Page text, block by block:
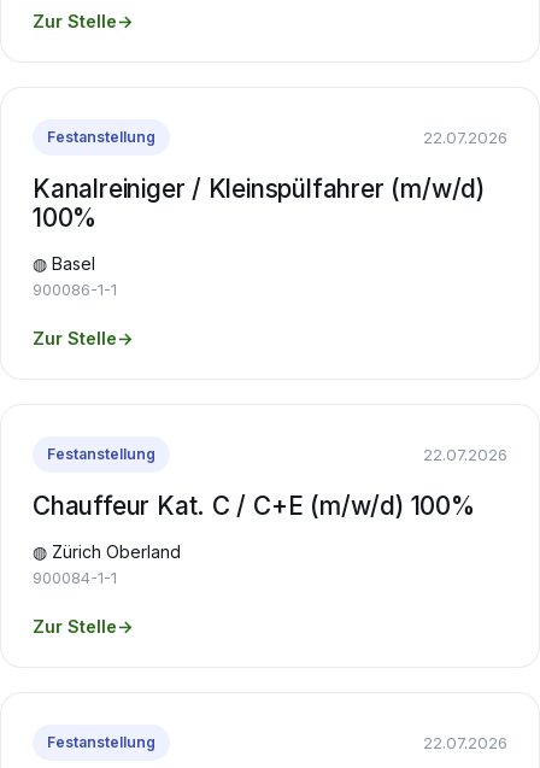
Zur Stelle→
Festanstellung 22.07.2026
Kanalreiniger / Kleinspülfahrer (m/w/d)
100%
◍ Basel
900086-1-1
Zur Stelle→
Festanstellung 22.07.2026
Chauffeur Kat. C / C+E (m/w/d) 100%
◍ Zürich Oberland
900084-1-1
Zur Stelle→
Festanstellung 22.07.2026